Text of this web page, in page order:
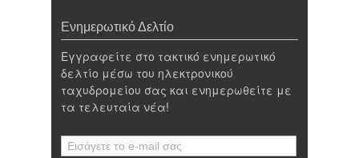
Ενημερωτικό Δελτίο
Εγγραφείτε στο τακτικό ενημερωτικό
δελτίο μέσω του ηλεκτρονικού
ταχυδρομείου σας και ενημερωθείτε με
τα τελευταία νέα!